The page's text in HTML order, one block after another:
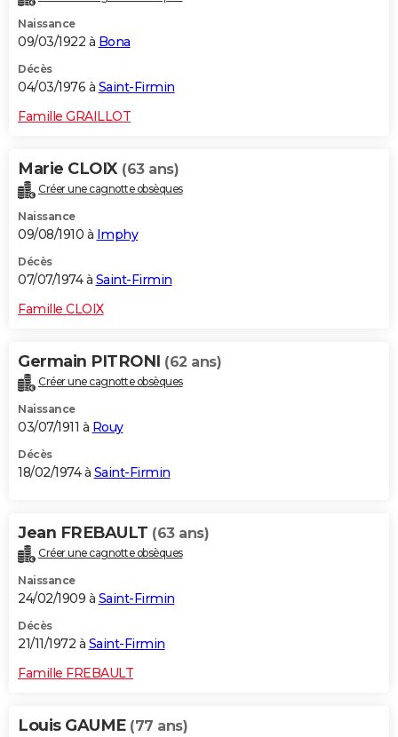
Naissance
09/03/1922 à Bona
Décès
04/03/1976 à Saint-Firmin
Famille GRAILLOT
Marie CLOIX (63 ans)
Créer une cagnotte obsèques
Naissance
09/08/1910 à Imphy
Décès
07/07/1974 à Saint-Firmin
Famille CLOIX
Germain PITRONI (62 ans)
Créer une cagnotte obsèques
Naissance
03/07/1911 à Rouy
Décès
18/02/1974 à Saint-Firmin
Jean FREBAULT (63 ans)
Créer une cagnotte obsèques
Naissance
24/02/1909 à Saint-Firmin
Décès
21/11/1972 à Saint-Firmin
Famille FREBAULT
Louis GAUME (77 ans)